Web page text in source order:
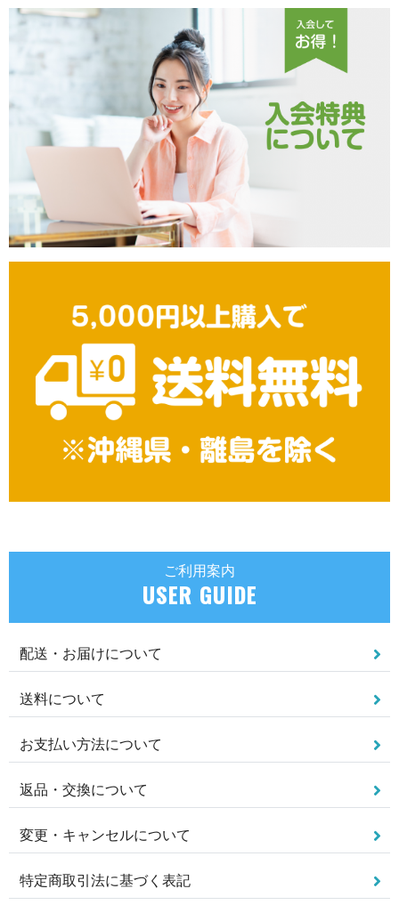
ご利用案内
USER GUIDE
配送・お届けについて
送料について
お支払い方法について
返品・交換について
変更・キャンセルについて
特定商取引法に基づく表記